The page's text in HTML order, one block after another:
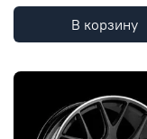
В корзину